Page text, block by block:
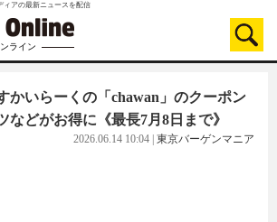
ィアの最新ニュースを配信
ライン
かいらーくの「chawan」のクーポン
などがお得に《最長7月8日まで》
2026.06.14 10:04 東京バーゲンマニア